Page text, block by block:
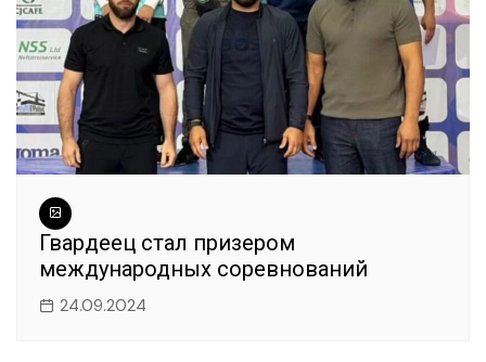
Гвардеец стал призером
международных соревнований
24.09.2024